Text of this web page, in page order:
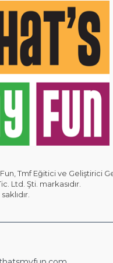
Tmf Eğitici ve Geliştirici
Ltd. Şti. markasıdır.